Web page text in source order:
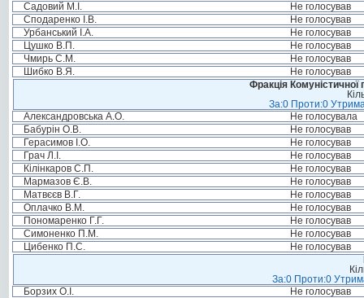
Садовий М.І.
Не голосував
Сподаренко І.В.
Не голосував
Урбанський І.А.
Не голосував
Цушко В.П.
Не голосував
Чмирь С.М.
Не голосував
Шибко В.Я.
Не голосував
Фракція Комуністичної
За:0 Проти:0
Александровська А.О.
Не голосувала
Бабурін О.В.
Не голосував
Герасимов І.О.
Не голосував
Грач Л.І.
Не голосував
Кілінкаров С.П.
Не голосував
Мармазов Є.В.
Не голосував
Матвєєв В.Г.
Не голосував
Оплачко В.М.
Не голосував
Пономаренко Г.Г.
Не голосував
Симоненко П.М.
Не голосував
Цибенко П.С.
Не голосував
За:0 Проти:0
Борзих О.І.
Не голосував